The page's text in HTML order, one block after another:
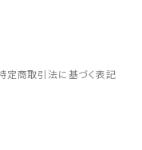
定商取引法に基づく表記